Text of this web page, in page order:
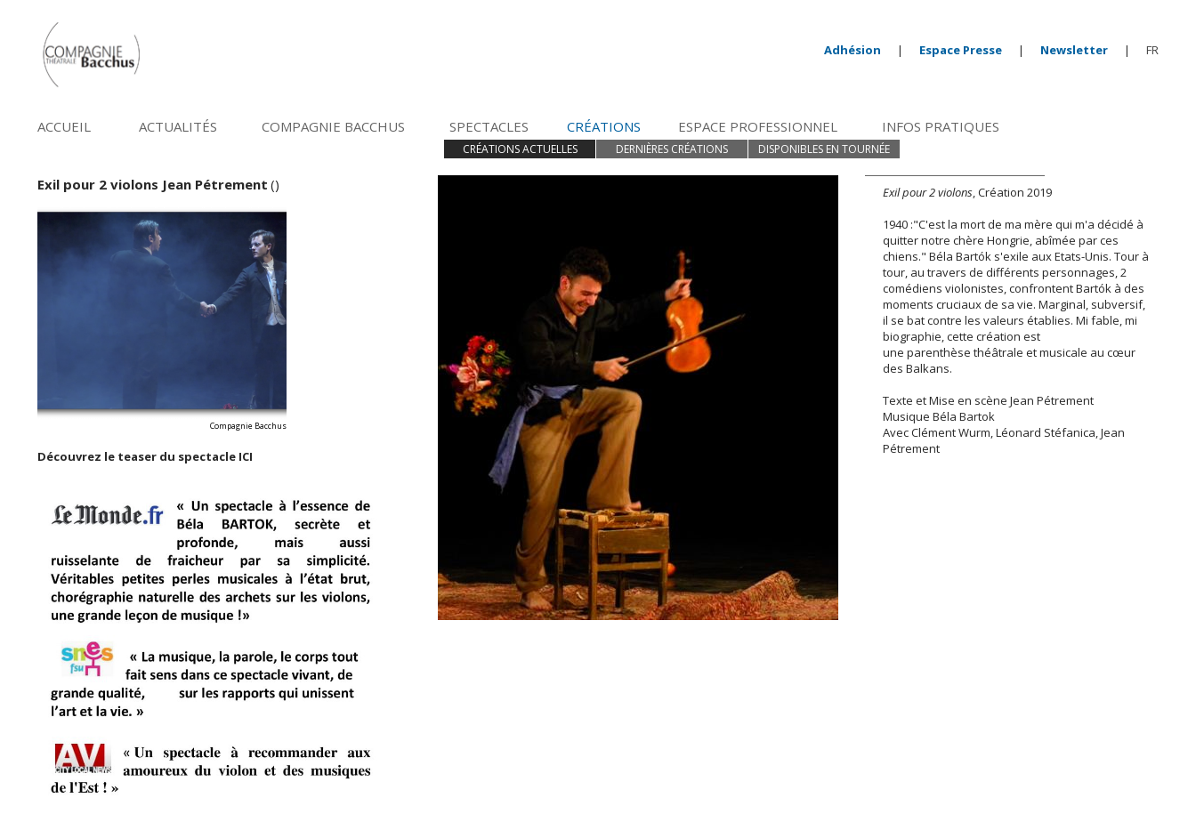
ACCUEIL ACTUALITÉS COMPAGNIE BACCHUS SPECTACLES CRÉATIONS
CRÉATIONS ACTUELLES DERNIÈRES CRÉATIONS DISPONIBLES EN TOURNÉE
ESPACE PROFESSIONNEL INFOS PRATIQUES
Adhésion | Espace Presse | Newsletter | FR
Exil pour 2 violons Jean Pétrement ()
Compagnie Bacchus
Découvrez le teaser du spectacle ICI
Exil pour 2 violons, Création 2019
1940 :"C'est la mort de ma mère qui m'a décidé à
quitter notre chère Hongrie, abîmée par ces
chiens." Béla Bartók s'exile aux Etats-Unis. Tour à
tour, au travers de différents personnages, 2
comédiens violonistes, confrontent Bartók à des
moments cruciaux de sa vie. Marginal, subversif,
il se bat contre les valeurs établies. Mi fable, mi
biographie, cette création est
une parenthèse théâtrale et musicale au cœur
des Balkans.
Texte et Mise en scène Jean Pétrement
Musique Béla Bartok
Avec Clément Wurm, Léonard Stéfanica, Jean
Pétrement